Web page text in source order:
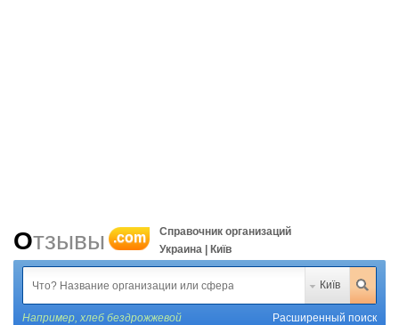
Отзывы .com
Справочник организаций
Украина | Київ
Київ
Например, хлеб бездрожжевой Расширенный поиск